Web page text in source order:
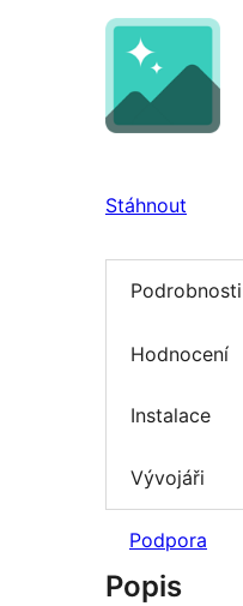
Stáhnout
Podrobnosti
Hodnocení
Instalace
Vývojáři
Podpora
Popis